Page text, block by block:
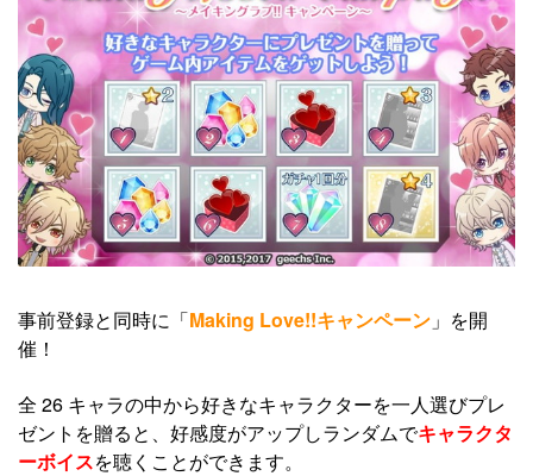
事前登録と同時に「Making Love!!キャンペーン 」を開
催！
全 26 キャラの中から好きなキャラクターを一人選びプレ
ゼントを贈ると、好感度がアップしランダムでキャラクタ
ーボイスを聴くことができます。